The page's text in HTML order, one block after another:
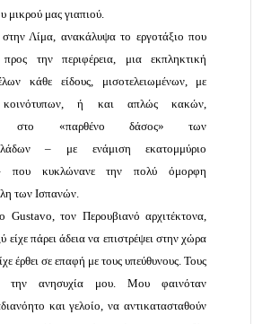
μικρού μας γιαπιού.
Λίμα, ανακάλυψα το εργοτάξιο που
προς την περιφέρεια, μια εκπληκτική
κάθε είδους, μισοτελειωμένων, με
κοινότυπων, ή και απλώς κακών,
στο «παρθένο δάσος» των
– με ενάμιση εκατομμύριο
που κυκλώνανε την πολύ όμορφη
των Ισπανών.
Gustavo, τον Περουβιανό αρχιτέκτονα,
είχε πάρει άδεια να επιστρέψει στην χώρα
έρθει σε επαφή με τους υπεύθυνους. Τους
την ανησυχία μου. Μου φαινόταν
και γελοίο, να αντικατασταθούν